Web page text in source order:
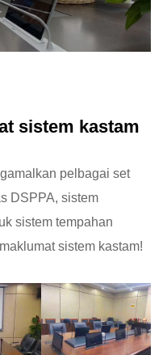
sistem kastam
pelbagai set
DSPPA, sistem
sistem tempahan
sistem kastam!